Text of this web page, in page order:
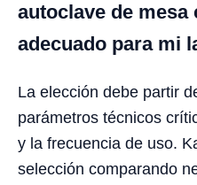
autoclave de mesa
adecuado para mi
La elección debe partir
parámetros técnicos
y la frecuencia de uso.
selección comparando